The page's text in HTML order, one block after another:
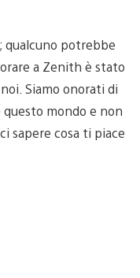
qualcuno potrebbe
a Zenith è stato
Siamo onorati di
mondo e non
sapere cosa ti piace